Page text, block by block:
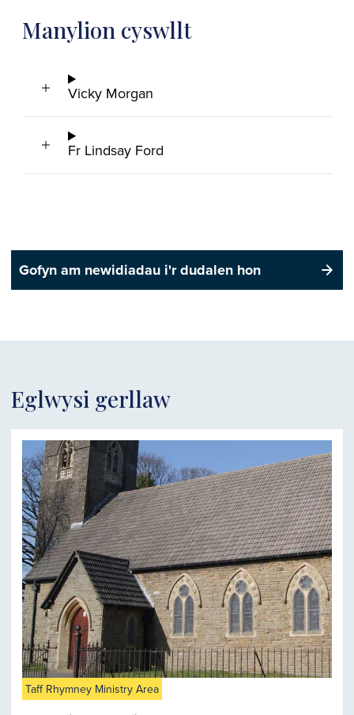
Manylion cyswllt
Vicky Morgan
Fr Lindsay Ford
Gofyn am newidiadau i'r dudalen hon
Eglwysi gerllaw
Taff Rhymney Ministry Area